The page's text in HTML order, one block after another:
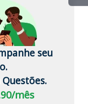
seu
mês